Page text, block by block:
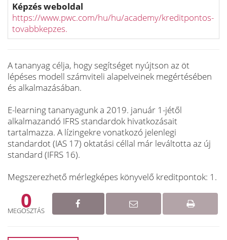
Képzés weboldal
https://www.pwc.com/hu/hu/academy/kreditpontos-
tovabbkepzes.
A tananyag célja, hogy segítséget nyújtson az öt
lépéses modell számviteli alapelveinek megértésében
és alkalmazásában.
E-learning tananyagunk a 2019. január 1-jétől
alkalmazandó IFRS standardok hivatkozásait
tartalmazza. A lízingekre vonatkozó jelenlegi
standardot (IAS 17) oktatási céllal már leváltotta az új
standard (IFRS 16).
Megszerezhető mérlegképes könyvelő kreditpontok: 1.
0
MEGOSZTÁS